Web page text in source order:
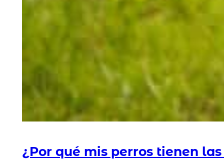
¿Por qué mis perros tienen